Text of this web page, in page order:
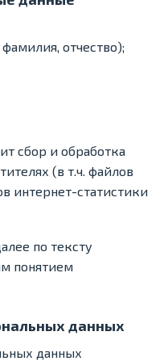
отчество);
сбор и обработка
(в т.ч. файлов
интернет-статистики
по тексту
понятием
данных
данных